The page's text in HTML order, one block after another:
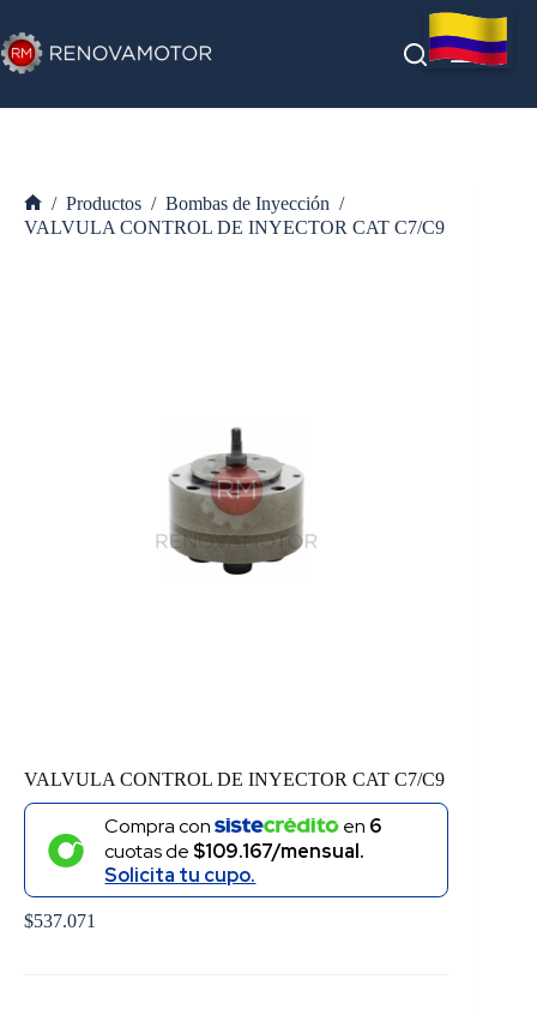
al
contenido
Inicio
/ Productos / Bombas de Inyección /
VALVULA CONTROL DE INYECTOR CAT C7/C9
VALVULA CONTROL DE INYECTOR CAT C7/C9
Compra con en 6
cuotas de $109.167/mensual.
Solicita tu cupo.
$537.071